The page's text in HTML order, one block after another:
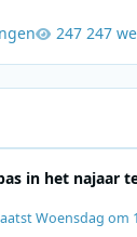
247
in het najaar
Woensdag om